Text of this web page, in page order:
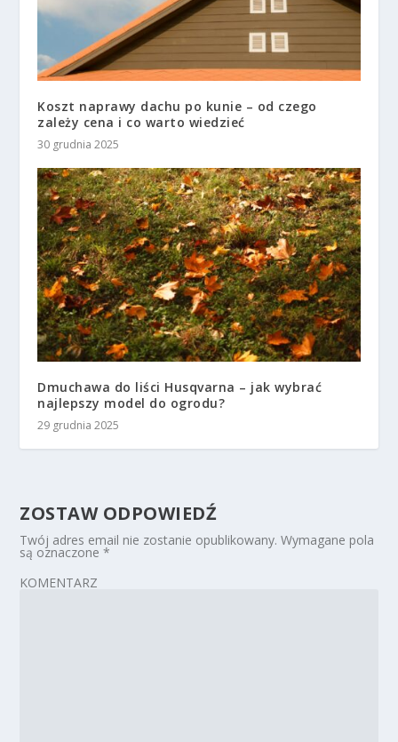
Koszt naprawy dachu po kunie – od czego
zależy cena i co warto wiedzieć
30 grudnia 2025
Dmuchawa do liści Husqvarna – jak wybrać
najlepszy model do ogrodu?
29 grudnia 2025
ZOSTAW ODPOWIEDŹ
Twój adres email nie zostanie opublikowany. Wymagane pola
są oznaczone*
KOMENTARZ